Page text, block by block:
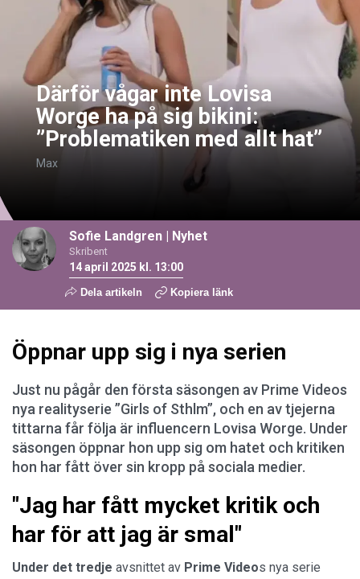
Därför vågar inte Lovisa
Worge ha på sig bikini:
”Problematiken med allt hat”
Max
Sofie Landgren | Nyhet
Skribent
14 april 2025 kl. 13:00
Dela artikeln Kopiera länk
Öppnar upp sig i nya serien
Just nu pågår den första säsongen av Prime Videos
nya realityserie ”Girls of Sthlm”, och en av tjejerna
tittarna får följa är influencern Lovisa Worge. Under
säsongen öppnar hon upp sig om hatet och kritiken
hon har fått över sin kropp på sociala medier.
"Jag har fått mycket kritik och
har för att jag är smal"
Under det tredje avsnittet av Prime Videos nya serie